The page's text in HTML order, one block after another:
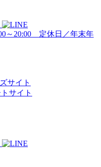
～20:00 定休日／年末年
サイト
サイト